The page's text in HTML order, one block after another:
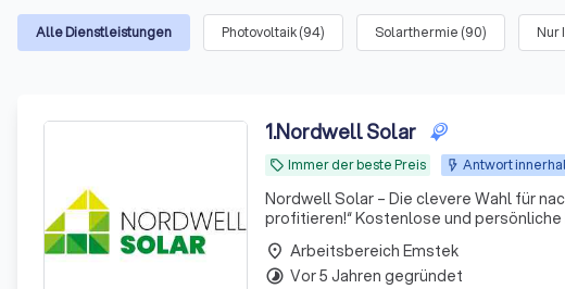
Alle Dienstleistungen Photovoltaik(94) Solarthermie (90) Nur
1.Nordwell Solar
local_offer Immer der beste Preis Antwort
Nordwell Solar – Die clevere Wahl für
profitieren!“ Kostenlose und
place Arbeitsbereich Emstek
timelapse Vor 5 Jahren gegründet